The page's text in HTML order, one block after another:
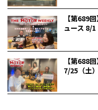
【第689
ュース 8/
【第688
7/25（土